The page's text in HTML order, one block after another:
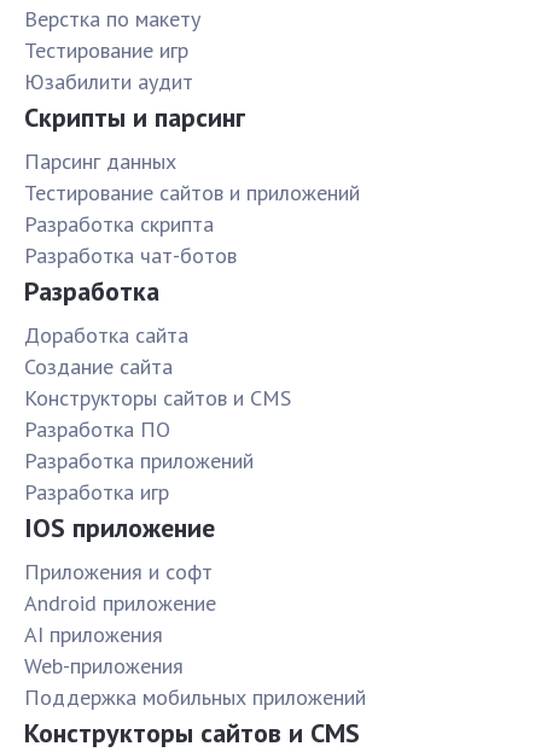
Верстка по макету
Тестирование игр
Юзабилити аудит
Скрипты и парсинг
Парсинг данных
Тестирование сайтов и приложений
Разработка скрипта
Разработка чат-ботов
Разработка
Доработка сайта
Создание сайта
Конструкторы сайтов и CMS
Разработка ПО
Разработка приложений
Разработка игр
IOS приложение
Приложения и софт
Android приложение
AI приложения
Web-приложения
Поддержка мобильных приложений
Конструкторы сайтов и CMS